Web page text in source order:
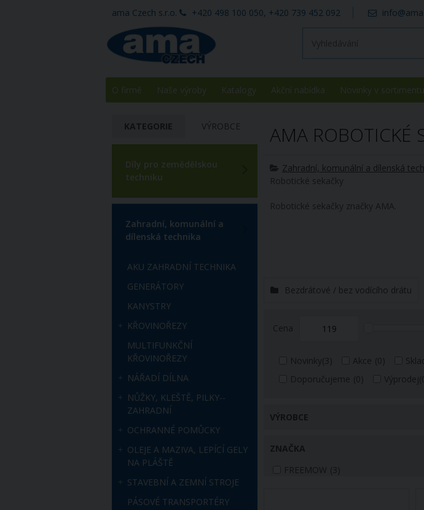
ama Czech s.r.o. +420 498 100 050, +420 739 452 092
O firmě Naše výroby Katalogy Akční nabídka Novinky v sortimentu
AMA ROBOTICKÉ
Zahradní, komunální a dílenská
Robotické sekačky
Robotické sekačky značky AMA.
Bezdrátové / bez vodícího drátu
Cena
Novinky(3) Akce (0)
Doporučujeme (0) Výprodej
VÝROBCE
ZNAČKA
FREEMOW (3)
KATEGORIE VÝROBCE
Díly pro zemědělskou
techniku
Zahradní, komunální a
dílenská technika
AKU ZAHRADNÍ TECHNIKA
GENERÁTORY
KANYSTRY
KŘOVINOŘEZY
MULTIFUNKČNÍ
KŘOVINOŘEZY
NÁŘADÍ DÍLNA
NŮŽKY, KLEŠTĚ, PILKY--
ZAHRADNÍ
OCHRANNÉ POMŮCKY
OLEJE A MAZIVA, LEPÍCÍ GELY
NA PLÁŠTĚ
STAVEBNÍ A ZEMNÍ STROJE
PÁSOVÉ TRANSPORTÉRY